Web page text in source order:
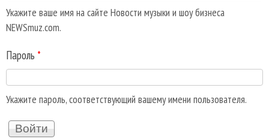
Укажите ваше имя на сайте Новости музыки и шоу бизнеса
NEWSmuz.com.
Пароль *
Укажите пароль, соответствующий вашему имени пользователя.